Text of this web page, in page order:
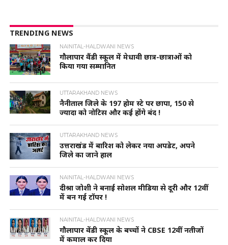
TRENDING NEWS
NAINITAL-HALDWANI NEWS
गौलापार वैंडी स्कूल में मेधावी छात्र-छात्राओं को
किया गया सम्मानित
UTTARAKHAND NEWS
नैनीताल जिले के 197 होम स्टे पर छापा, 150 से
ज्यादा को नोटिस और कई होंगे बंद !
UTTARAKHAND NEWS
उत्तराखंड में बारिश को लेकर नया अपडेट, अपने
जिले का जाने हाल
NAINITAL-HALDWANI NEWS
दीश्रा जोशी ने बनाई सोशल मीडिया से दूरी और 12वीं
में बन गई टॉपर !
NAINITAL-HALDWANI NEWS
गौलापार वेंडी स्कूल के बच्चों ने CBSE 12वीं नतीजों
में कमाल कर दिया